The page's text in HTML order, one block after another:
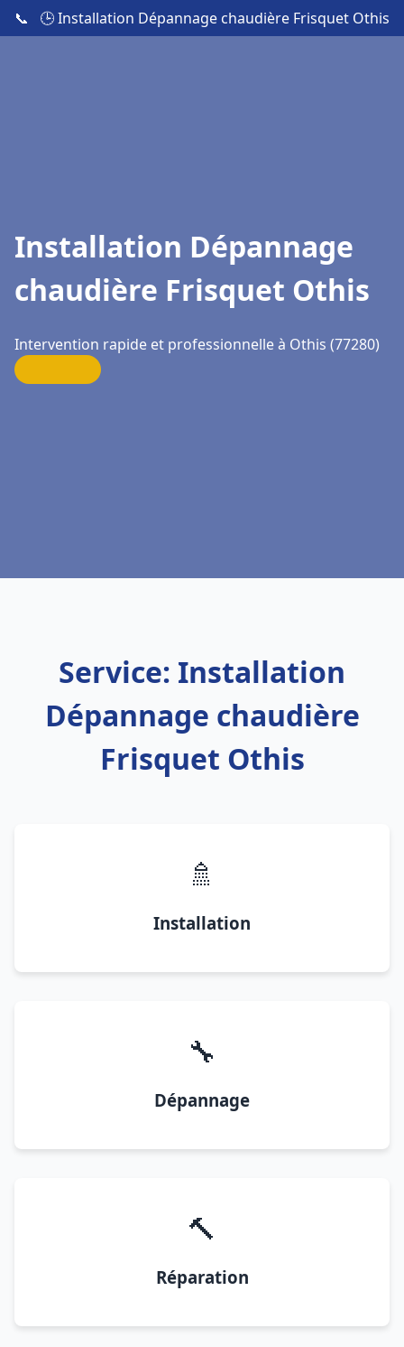
📞 🕒 Installation Dépannage chaudière Frisquet Othis
Installation Dépannage
chaudière Frisquet Othis
Intervention rapide et professionnelle à Othis (77280)
Service: Installation
Dépannage chaudière
Frisquet Othis
🚿
Installation
🔧
Dépannage
🔨
Réparation